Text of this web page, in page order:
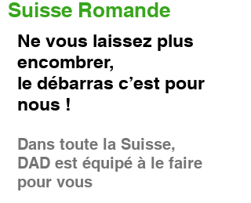
Suisse Romande
Ne vous laissez plus
encombrer,
le débarras c’est pour
nous !
Dans toute la Suisse,
DAD est équipé à le faire
pour vous